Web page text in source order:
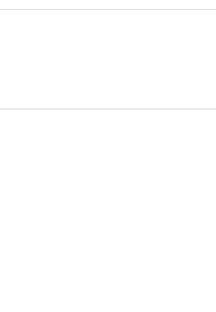
Houwing